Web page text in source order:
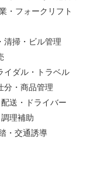
・フォークリフト
清掃・ビル管理
イダル・トラベル
分・商品管理
送・ドライバー
理補助
・交通誘導